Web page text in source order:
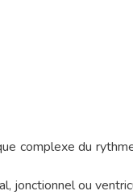
complexe du
ou